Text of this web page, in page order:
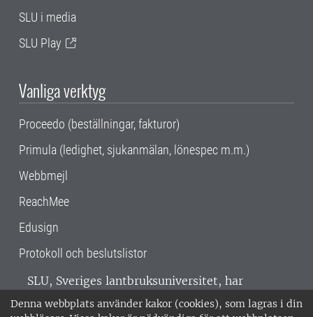
Denna webbplats använder kakor (cookies), som lagras i din
SLU i media
SLU Play
Vanliga verktyg
Proceedo (beställningar, fakturor)
Primula (ledighet, sjukanmälan, lönespec m.m.)
Webbmejl
ReachMee
Edusign
Protokoll och beslutslistor
SLU, Sveriges lantbruksuniversitet, har
verksamhet över hela Sverige. Huvudorter är